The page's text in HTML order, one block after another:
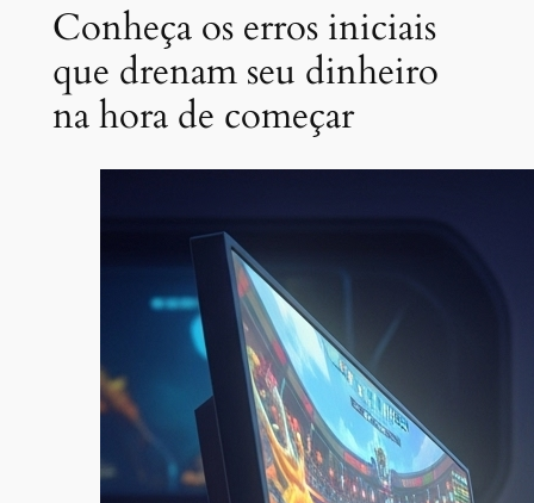
Conheça os erros iniciais
que drenam seu dinheiro
na hora de começar